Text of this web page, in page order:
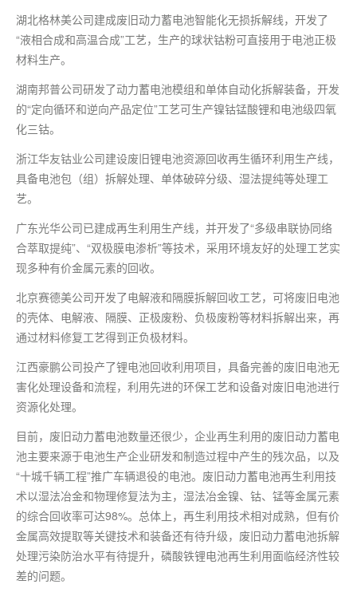
湖北格林美公司建成废旧动力蓄电池智能化无损拆解线，开发了
“液相合成和高温合成”工艺，生产的球状钴粉可直接用于电池正极
材料生产。
湖南邦普公司研发了动力蓄电池模组和单体自动化拆解装备，开发
的“定向循环和逆向产品定位”工艺可生产镍钴锰酸锂和电池级四氧
化三钴。
浙江华友钴业公司建设废旧锂电池资源回收再生循环利用生产线，
具备电池包（组）拆解处理、单体破碎分级、湿法提纯等处理工
艺。
广东光华公司已建成再生利用生产线，并开发了“多级串联协同络
合萃取提纯”、“双极膜电渗析”等技术，采用环境友好的处理工艺实
现多种有价金属元素的回收。
北京赛德美公司开发了电解液和隔膜拆解回收工艺，可将废旧电池
的壳体、电解液、隔膜、正极废粉、负极废粉等材料拆解出来，再
通过材料修复工艺得到正负极材料。
江西豪鹏公司投产了锂电池回收利用项目，具备完善的废旧电池无
害化处理设备和流程，利用先进的环保工艺和设备对废旧电池进行
资源化处理。
目前，废旧动力蓄电池数量还很少，企业再生利用的废旧动力蓄电
池主要来源于电池生产企业研发和制造过程中产生的残次品，以及
“十城千辆工程”推广车辆退役的电池。废旧动力蓄电池再生利用技
术以湿法冶金和物理修复法为主，湿法冶金镍、钴、锰等金属元素
的综合回收率可达98%。总体上，再生利用技术相对成熟，但有价
金属高效提取等关键技术和装备还有待升级，废旧动力蓄电池拆解
处理污染防治水平有待提升，磷酸铁锂电池再生利用面临经济性较
差的问题。